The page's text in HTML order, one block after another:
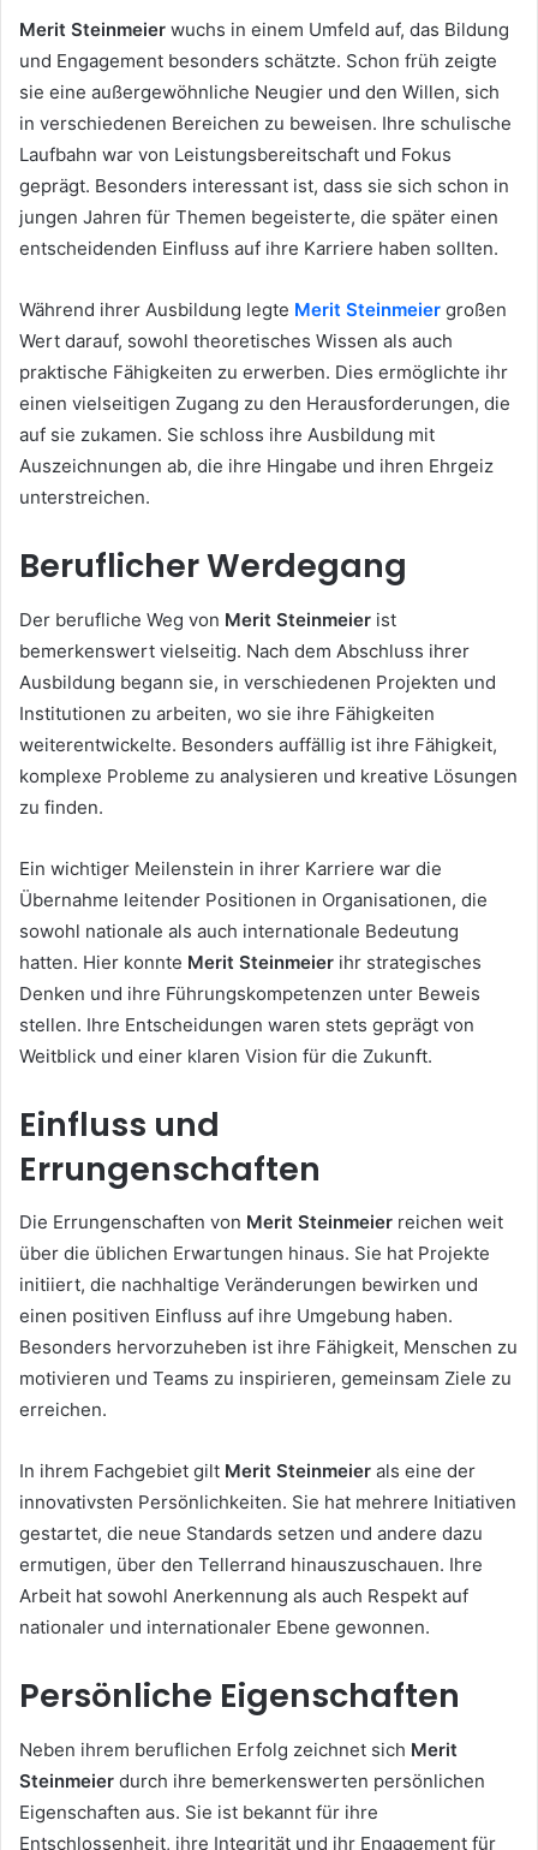
Merit Steinmeier wuchs in einem Umfeld auf, das Bildung
und Engagement besonders schätzte. Schon früh zeigte
sie eine außergewöhnliche Neugier und den Willen, sich
in verschiedenen Bereichen zu beweisen. Ihre schulische
Laufbahn war von Leistungsbereitschaft und Fokus
geprägt. Besonders interessant ist, dass sie sich schon in
jungen Jahren für Themen begeisterte, die später einen
entscheidenden Einfluss auf ihre Karriere haben sollten.
Während ihrer Ausbildung legte Merit Steinmeier großen
Wert darauf, sowohl theoretisches Wissen als auch
praktische Fähigkeiten zu erwerben. Dies ermöglichte ihr
einen vielseitigen Zugang zu den Herausforderungen, die
auf sie zukamen. Sie schloss ihre Ausbildung mit
Auszeichnungen ab, die ihre Hingabe und ihren Ehrgeiz
unterstreichen.
Beruflicher Werdegang
Der berufliche Weg von Merit Steinmeier ist
bemerkenswert vielseitig. Nach dem Abschluss ihrer
Ausbildung begann sie, in verschiedenen Projekten und
Institutionen zu arbeiten, wo sie ihre Fähigkeiten
weiterentwickelte. Besonders auffällig ist ihre Fähigkeit,
komplexe Probleme zu analysieren und kreative Lösungen
zu finden.
Ein wichtiger Meilenstein in ihrer Karriere war die
Übernahme leitender Positionen in Organisationen, die
sowohl nationale als auch internationale Bedeutung
hatten. Hier konnte Merit Steinmeier ihr strategisches
Denken und ihre Führungskompetenzen unter Beweis
stellen. Ihre Entscheidungen waren stets geprägt von
Weitblick und einer klaren Vision für die Zukunft.
Einfluss und
Errungenschaften
Die Errungenschaften von Merit Steinmeier reichen weit
über die üblichen Erwartungen hinaus. Sie hat Projekte
initiiert, die nachhaltige Veränderungen bewirken und
einen positiven Einfluss auf ihre Umgebung haben.
Besonders hervorzuheben ist ihre Fähigkeit, Menschen zu
motivieren und Teams zu inspirieren, gemeinsam Ziele zu
erreichen.
In ihrem Fachgebiet gilt Merit Steinmeier als eine der
innovativsten Persönlichkeiten. Sie hat mehrere Initiativen
gestartet, die neue Standards setzen und andere dazu
ermutigen, über den Tellerrand hinauszuschauen. Ihre
Arbeit hat sowohl Anerkennung als auch Respekt auf
nationaler und internationaler Ebene gewonnen.
Persönliche Eigenschaften
Neben ihrem beruflichen Erfolg zeichnet sich Merit
Steinmeier durch ihre bemerkenswerten persönlichen
Eigenschaften aus. Sie ist bekannt für ihre
Entschlossenheit, ihre Integrität und ihr Engagement für